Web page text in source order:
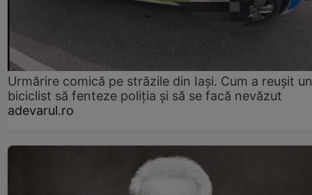
Urmărire comică pe străzile din Iași. Cum a reușit un
biciclist să fenteze poliția și să se facă nevăzut
adevarul.ro